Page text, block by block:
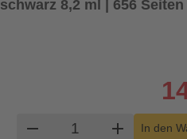
8,2 ml | 656 Seiten
remove Produktadd In den